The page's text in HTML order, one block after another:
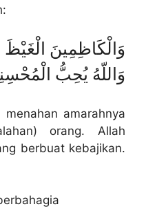
وَالْكَاظِمِينَ
وَاللّهُ يُحِبُّ
amarahnya
orang. Allah
berbuat kebajikan.